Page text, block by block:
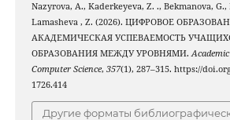
Nazyrova, A., Kaderkeyeva, Z. ., Bekmanova,
Lamasheva , Z. (2026). ЦИФРОВОЕ
АКАДЕМИЧЕСКАЯ УСПЕВАЕМОСТЬ
ОБРАЗОВАНИЯ МЕЖДУ УРОВНЯМИ.
Computer Science, 357(1), 287–315. https://
1726.414
Другие форматы